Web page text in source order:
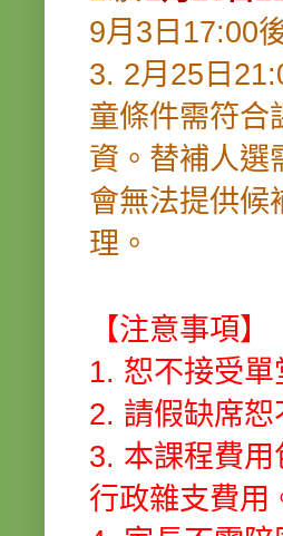
9月3日17:00
3. 2月25日
童條件需符合
資。替補人選
會無法提供候
理。
【注意事項】
1. 恕不接受單
2. 請假缺席
3. 本課程費
行政雜支費用